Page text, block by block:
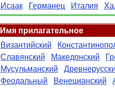
Исаак
Германец Италия
Имя прилагательное
Византийский
Славянский
Македонский
Мусульманский
Феодальный
Венецианский